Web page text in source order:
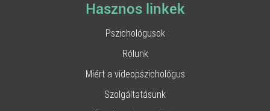
Hasznos linkek
Pszichológusok
Rólunk
Miért a videopszichológus
Szolgáltatásunk